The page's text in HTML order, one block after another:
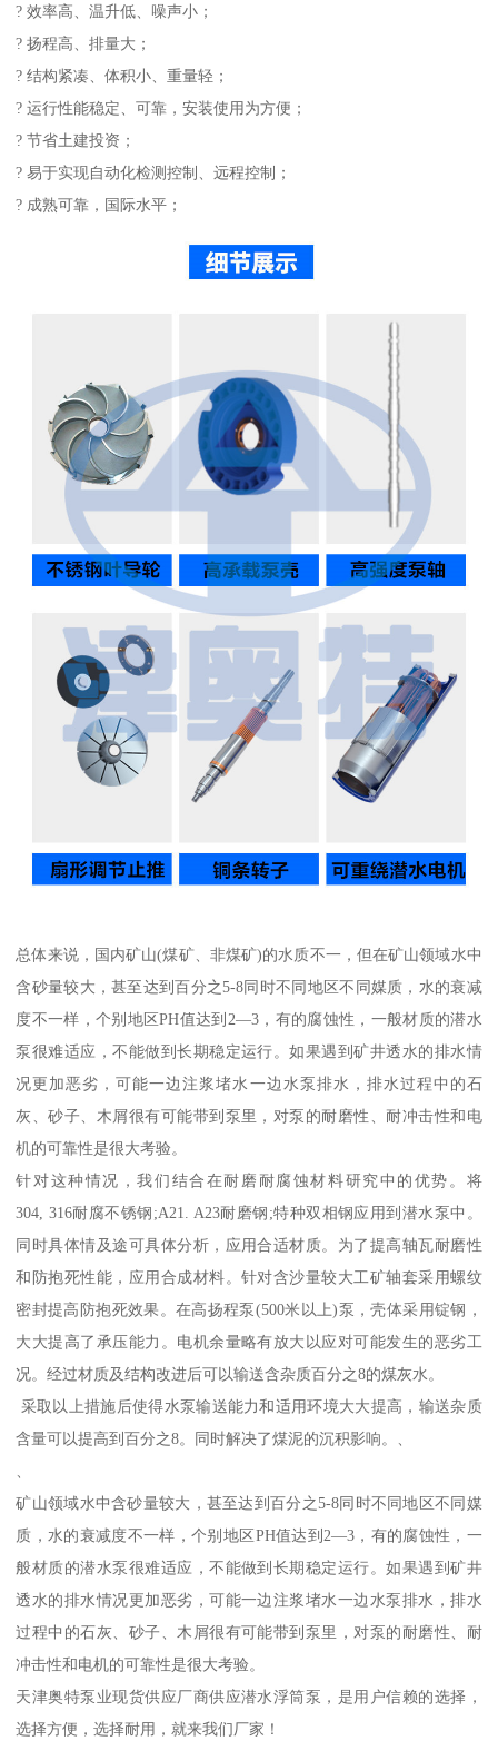
? 效率高、温升低、噪声小；
? 扬程高、排量大；
? 结构紧凑、体积小、重量轻；
? 运行性能稳定、可靠，安装使用为方便；
? 节省土建投资；
? 易于实现自动化检测控制、远程控制；
? 成熟可靠，国际水平；
总体来说，国内矿山(煤矿、非煤矿)的水质不一，但在矿山领域水中
含砂量较大，甚至达到百分之5-8同时不同地区不同媒质，水的衰减
度不一样，个别地区PH值达到2—3，有的腐蚀性，一般材质的潜水
泵很难适应，不能做到长期稳定运行。如果遇到矿井透水的排水情
况更加恶劣，可能一边注浆堵水一边水泵排水，排水过程中的石
灰、砂子、木屑很有可能带到泵里，对泵的耐磨性、耐冲击性和电
机的可靠性是很大考验。
针对这种情况，我们结合在耐磨耐腐蚀材料研究中的优势。将
304, 316耐腐不锈钢;A21. A23耐磨钢;特种双相钢应用到潜水泵中。
同时具体情及途可具体分析，应用合适材质。为了提高轴瓦耐磨性
和防抱死性能，应用合成材料。针对含沙量较大工矿轴套采用螺纹
密封提高防抱死效果。在高扬程泵(500米以上)泵，壳体采用锭钢，
大大提高了承压能力。电机余量略有放大以应对可能发生的恶劣工
况。经过材质及结构改进后可以输送含杂质百分之8的煤灰水。
采取以上措施后使得水泵输送能力和适用环境大大提高，输送杂质
含量可以提高到百分之8。同时解决了煤泥的沉积影响。、
、
矿山领域水中含砂量较大，甚至达到百分之5-8同时不同地区不同媒
质，水的衰减度不一样，个别地区PH值达到2—3，有的腐蚀性，一
般材质的潜水泵很难适应，不能做到长期稳定运行。如果遇到矿井
透水的排水情况更加恶劣，可能一边注浆堵水一边水泵排水，排水
过程中的石灰、砂子、木屑很有可能带到泵里，对泵的耐磨性、耐
冲击性和电机的可靠性是很大考验。
天津奥特泵业现货供应厂商供应潜水浮筒泵，是用户信赖的选择，
选择方便，选择耐用，就来我们厂家！